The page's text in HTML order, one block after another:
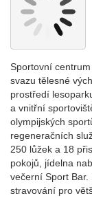
Sportovní
svazu tělesné
prostředí
a vnitřní
olympijských
regeneračních
250 lůžek a 18
pokojů, jídelna
večerní Sport
stravování pro